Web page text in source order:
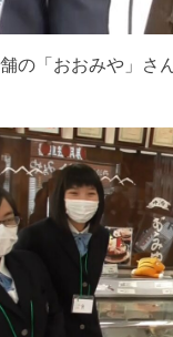
の「おおみや」さ